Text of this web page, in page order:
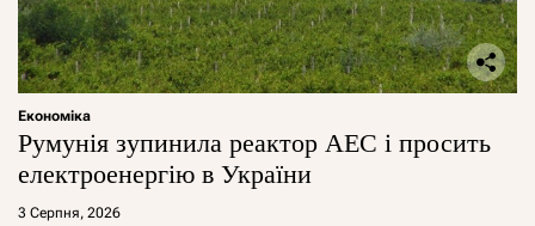
Економіка
Румунія зупинила реактор АЕС і просить
електроенергію в України
3 Серпня, 2026